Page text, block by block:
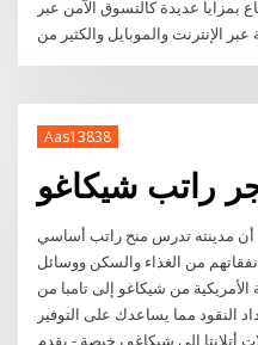
بمزايا عديدة كالتسوق الآمن عبر
الإنترنت والموبايل والكثير من
Aas13838
راتب شيكاغو
أن مدينته تدرس منح راتب أساسي
من الغذاء والسكن ووسائل
من شيكاغو إلى تامبا من
النقود مما يساعدك على التوفير
أتلانتا إلى شيكاغو رخيصة - يقدم